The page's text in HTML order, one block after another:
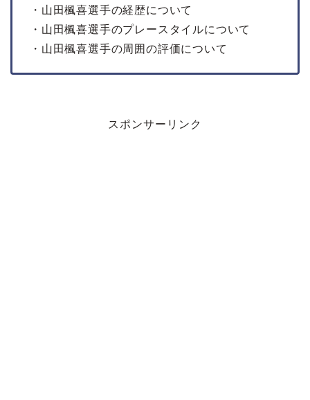
・山田楓喜選手の経歴について
・山田楓喜選手のプレースタイルについて
・山田楓喜選手の周囲の評価について
スポンサーリンク